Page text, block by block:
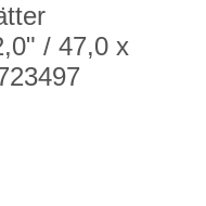
/ 47,0 x